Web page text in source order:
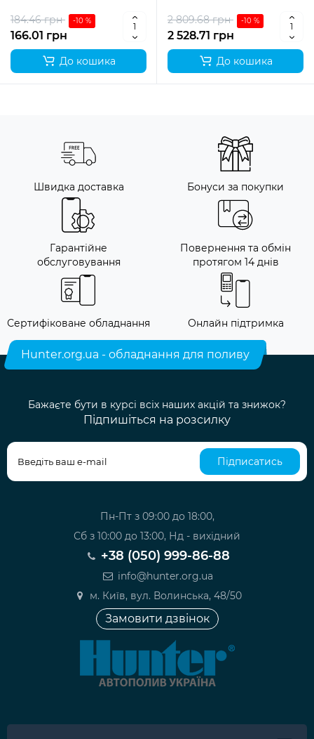
184.46 грн -10 %
166.01 грн
До кошика
2 809.68 грн -10 %
2 528.71 грн
До кошика
Швидка доставка Бонуси за покупки
Гарантійне
обслуговування
Повернення та обмін
протягом 14 днів
Сертифіковане обладнання Онлайн підтримка
Hunter.org.ua - обладнання для поливу
Бажаєте бути в курсі всіх наших акцій та знижок?
Підпишіться на розсилку
Підписатись
Пн-Пт з 09:00 до 18:00,
Сб з 10:00 до 13:00, Нд - вихідний
+38 (050) 999-86-88
info@hunter.org.ua
м. Київ, вул. Волинська, 48/50
Замовити дзвінок